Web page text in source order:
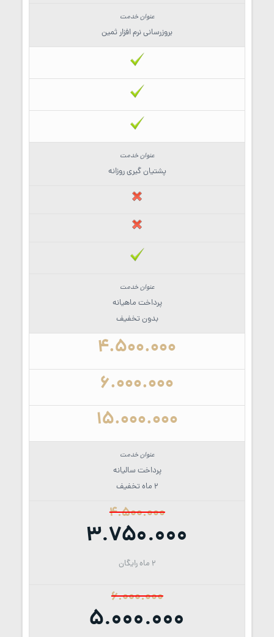
بروزرسانی نرم افزار ثمین
پشتیان گیری روزانه
پرداخت ماهیانه
بدون تخفیف
4.500.000
6.000.000
15.000.000
پرداخت سالیانه
2 ماه تخفیف
4.500.000
3.750.000
2 ماه رایگان
6.000.000
5.000.000